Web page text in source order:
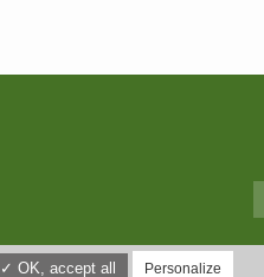
✓ OK, accept all Personalize